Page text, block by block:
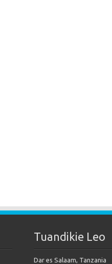
Tuandikie Leo
Dar es Salaam, Tanzania